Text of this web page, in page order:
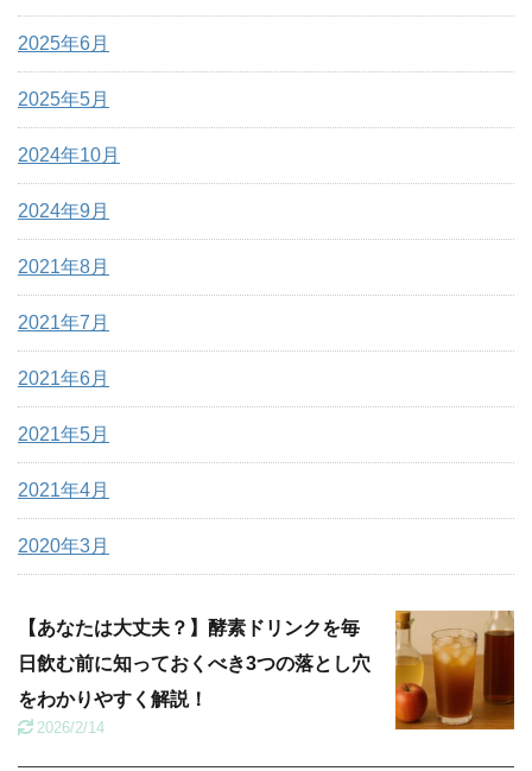
2025年6月
2025年5月
2024年10月
2024年9月
2021年8月
2021年7月
2021年6月
2021年5月
2021年4月
2020年3月
【あなたは大丈夫？】酵素ドリンクを毎
日飲む前に知っておくべき3つの落とし穴
をわかりやすく解説！
2026/2/14